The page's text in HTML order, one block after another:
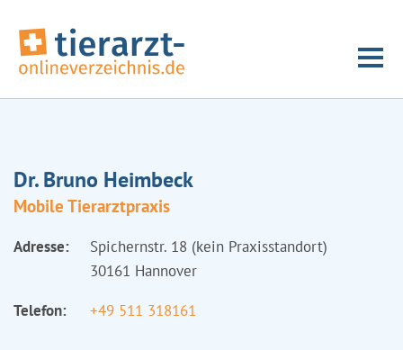
Dr. Bruno Heimbeck
Mobile Tierarztpraxis
Adresse:
Spichernstr. 18 (kein Praxisstandort)
30161 Hannover
Telefon:
+49 511 318161